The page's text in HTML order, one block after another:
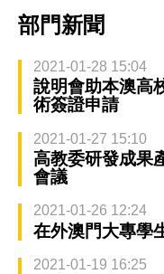
部門新聞
2021-01-28 15:04
說明會助本澳高
術簽證申請
2021-01-27 15:10
高教委研發成果
會議
2021-01-26 12:24
在外澳門大專學
2021-01-19 16:25